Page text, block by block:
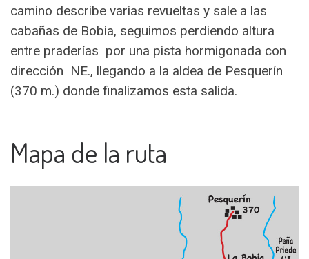
camino describe varias revueltas y sale a las
cabañas de Bobia, seguimos perdiendo altura
entre praderías por una pista hormigonada con
dirección NE., llegando a la aldea de Pesquerín
(370 m.) donde finalizamos esta salida.
Mapa de la ruta